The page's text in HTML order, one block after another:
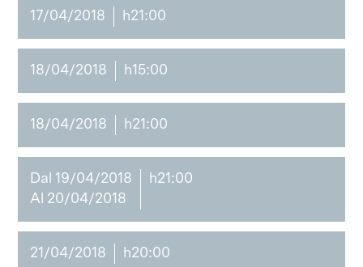
17/04/2018 h21:00
18/04/2018 h15:00
18/04/2018 h21:00
Dal 19/04/2018
Al 20/04/2018
h21:00
21/04/2018 h20:00